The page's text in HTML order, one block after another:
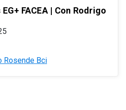
FACEA | Con Rodrigo
Rosende Bci